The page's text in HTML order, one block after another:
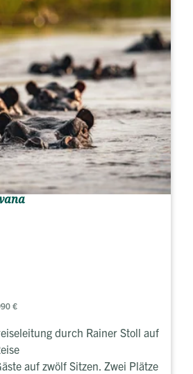
€
durch Rainer Stoll auf
auf zwölf Sitzen. Zwei Plätze